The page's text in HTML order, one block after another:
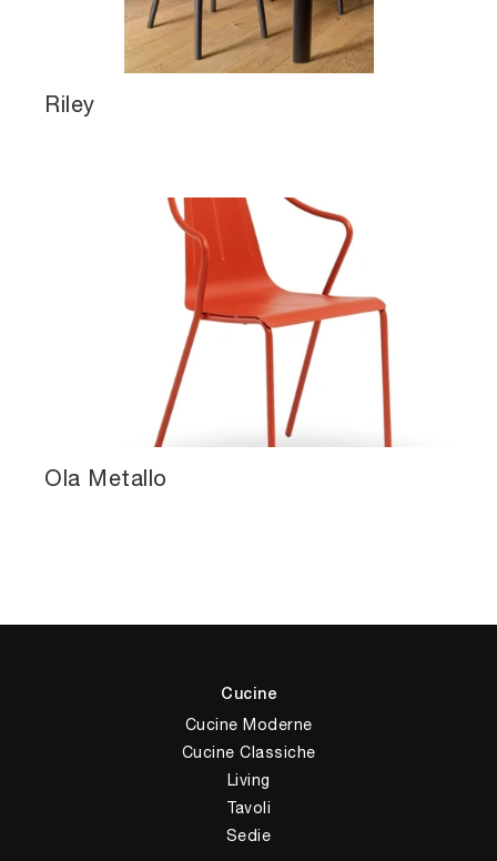
Riley
Ola Metallo
Cucine
Cucine Moderne
Cucine Classiche
Living
Tavoli
Sedie